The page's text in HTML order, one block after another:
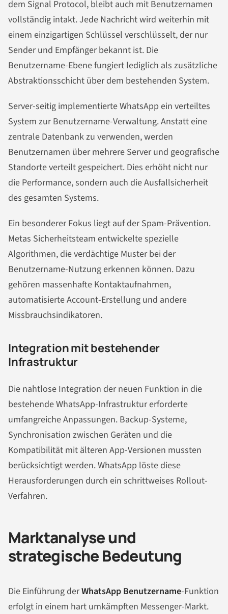
dem Signal Protocol, bleibt auch mit Benutzernamen
vollständig intakt. Jede Nachricht wird weiterhin mit
einem einzigartigen Schlüssel verschlüsselt, der nur
Sender und Empfänger bekannt ist. Die
Benutzername-Ebene fungiert lediglich als zusätzliche
Abstraktionsschicht über dem bestehenden System.
Server-seitig implementierte WhatsApp ein verteiltes
System zur Benutzername-Verwaltung. Anstatt eine
zentrale Datenbank zu verwenden, werden
Benutzernamen über mehrere Server und geografische
Standorte verteilt gespeichert. Dies erhöht nicht nur
die Performance, sondern auch die Ausfallsicherheit
des gesamten Systems.
Ein besonderer Fokus liegt auf der Spam-Prävention.
Metas Sicherheitsteam entwickelte spezielle
Algorithmen, die verdächtige Muster bei der
Benutzername-Nutzung erkennen können. Dazu
gehören massenhafte Kontaktaufnahmen,
automatisierte Account-Erstellung und andere
Missbrauchsindikatoren.
Integration mit bestehender
Infrastruktur
Die nahtlose Integration der neuen Funktion in die
bestehende WhatsApp-Infrastruktur erforderte
umfangreiche Anpassungen. Backup-Systeme,
Synchronisation zwischen Geräten und die
Kompatibilität mit älteren App-Versionen mussten
berücksichtigt werden. WhatsApp löste diese
Herausforderungen durch ein schrittweises Rollout-
Verfahren.
Marktanalyse und
strategische Bedeutung
Die Einführung derWhatsApp Benutzername-Funktion
erfolgt in einem hart umkämpften Messenger-Markt.